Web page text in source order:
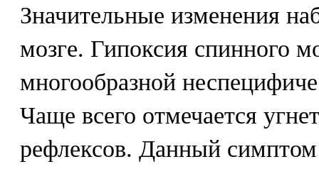
Значительные изменения
мозге. Гипоксия спинного
многообразной
Чаще всего отмечается
рефлексов. Данный